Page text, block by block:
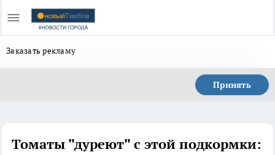
Заказать рекламу
Принять
Томаты "дуреют" с этой подкормки: